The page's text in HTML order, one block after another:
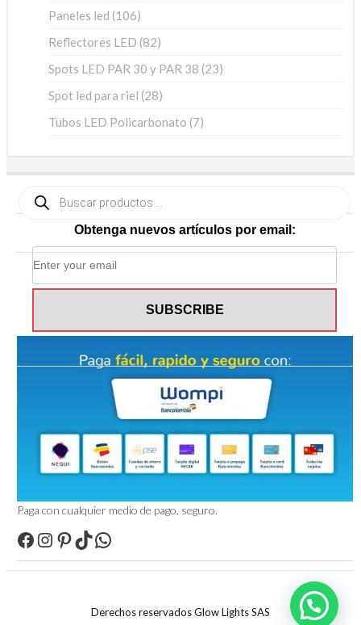
Paneles led 106106
Reflectores LED 8282
Spots LED PAR 30 y PAR 38 2323
Spot led para riel 2828
Tubos LED Policarbonato 77
productos
Obtenga nuevos artículos por email:
Paga con cualquier medio de pago, seguro.
Facebook
Instagram
Pinterest
TikTokWhatsApp
Derechos reservados Glow Lights SAS